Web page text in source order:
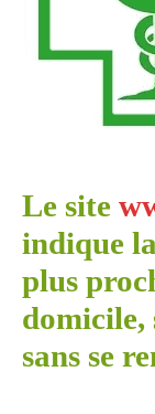
Le site
indique
plus
domicile,
sans se